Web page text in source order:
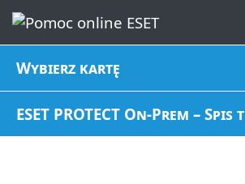
Wybierz kartę
ESET PROTECT On-Prem – Spis